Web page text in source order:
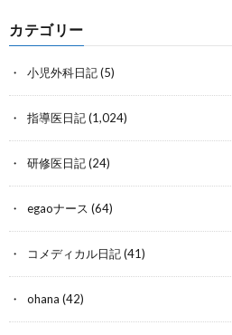
カテゴリー
小児外科日記(5)
指導医日記(1,024)
研修医日記(24)
egaoナース (64)
コメディカル日記(41)
ohana (42)